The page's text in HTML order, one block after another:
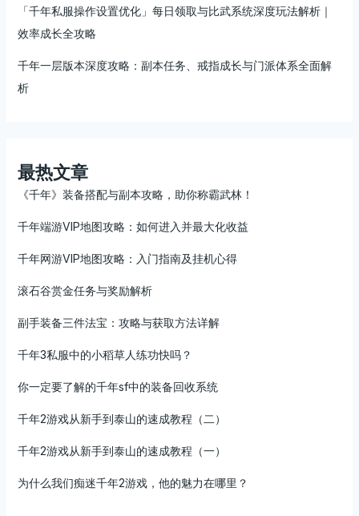
「千年私服操作设置优化」每日领取与比武系统深度玩法解析｜
效率成长全攻略
千年一层版本深度攻略：副本任务、戒指成长与门派体系全面解
析
最热文章
《千年》装备搭配与副本攻略，助你称霸武林！
千年端游VIP地图攻略：如何进入并最大化收益
千年网游VIP地图攻略：入门指南及挂机心得
滚石谷赏金任务与奖励解析
副手装备三件法宝：攻略与获取方法详解
千年3私服中的小稻草人练功快吗？
你一定要了解的千年sf中的装备回收系统
千年2游戏从新手到泰山的速成教程（二）
千年2游戏从新手到泰山的速成教程（一）
为什么我们痴迷千年2游戏，他的魅力在哪里？